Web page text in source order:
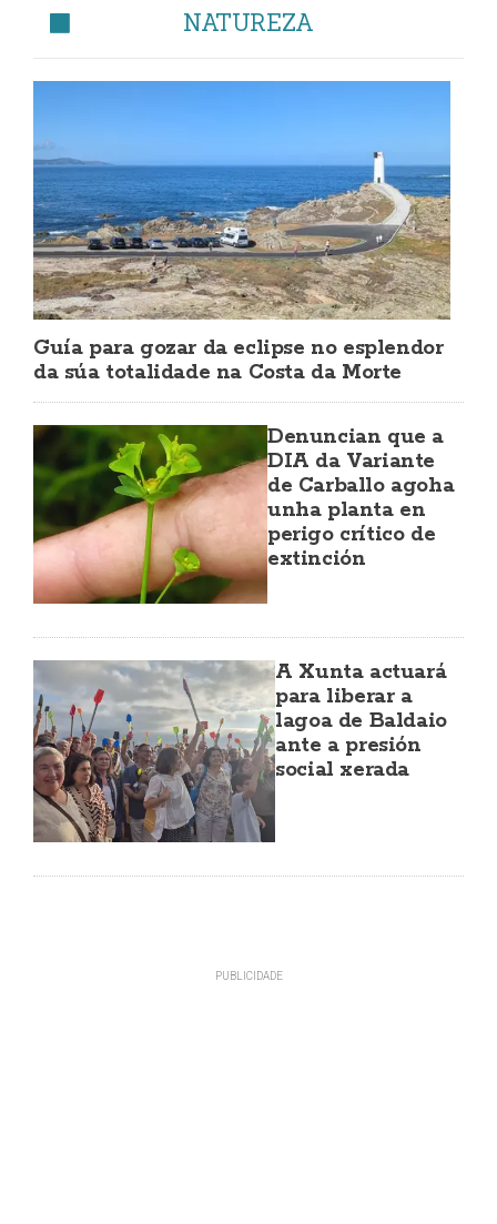
NATUREZA
Guía para gozar da eclipse no esplendor
da súa totalidade na Costa da Morte
Denuncian que a
DIA da Variante
de Carballo agoha
unha planta en
perigo crítico de
extinción
A Xunta actuará
para liberar a
lagoa de Baldaio
ante a presión
social xerada